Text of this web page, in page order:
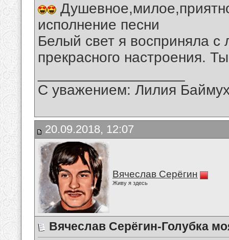
исполнение песни
Белый свет я восприняла
прекрасного настроения.
С уважением: Лилия
20.09.2018, 12:07
Вячеслав Серёгин
Живу я здесь
Вячеслав Серёгин-Голубка